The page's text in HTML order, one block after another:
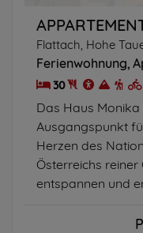
Ferienwohnung
30
Das Haus
Ausgangspunkt
Herzen des
Österreichs reiner
entspannen und